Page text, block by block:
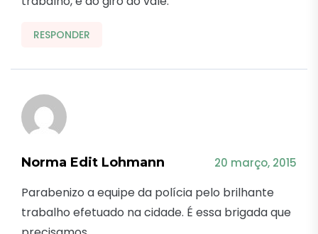
RESPONDER
Norma Edit Lohmann 20 março, 2015
Parabenizo a equipe da polícia pelo brilhante
trabalho efetuado na cidade. É essa brigada que